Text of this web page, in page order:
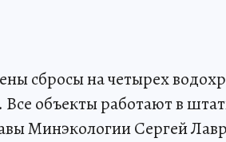
сбросы на четырех
Все объекты работают в
Минэкологии Сергей